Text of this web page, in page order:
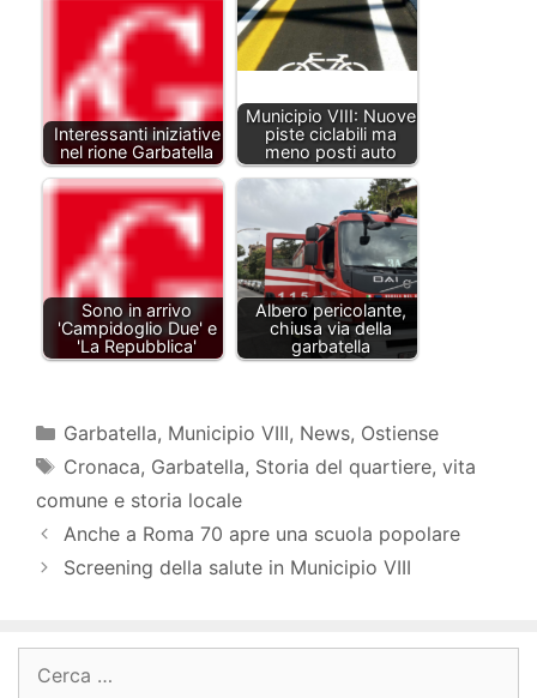
Interessanti iniziative
nel rione Garbatella
Municipio VIII: Nuove
piste ciclabili ma
meno posti auto
Sono in arrivo
'Campidoglio Due' e
'La Repubblica'
Albero pericolante,
chiusa via della
garbatella
Categorie
Garbatella, Municipio VIII, News, Ostiense
Tag
Cronaca, Garbatella, Storia del quartiere, vita
comune e storia locale
Anche a Roma 70 apre una scuola popolare
Screening della salute in Municipio VIII
per: